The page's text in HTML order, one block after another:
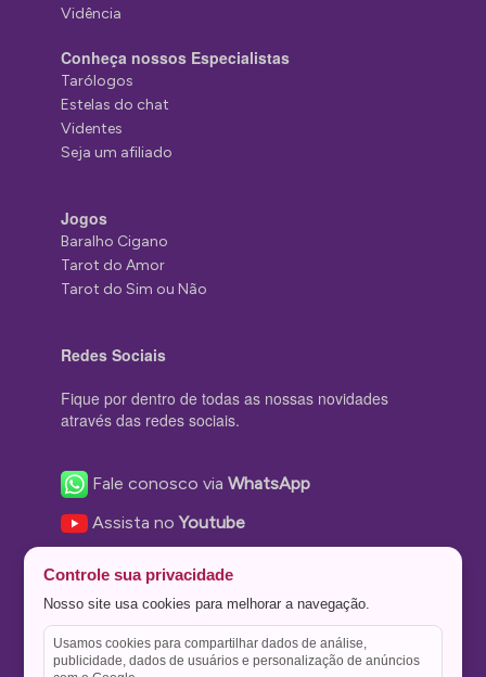
Vidência
Conheça nossos Especialistas
Tarólogos
Estelas do chat
Videntes
Seja um afiliado
Jogos
Baralho Cigano
Tarot do Amor
Tarot do Sim ou Não
Redes Sociais
Fique por dentro de todas as nossas novidades
através das redes sociais.
Fale conosco viaWhatsApp
Assista noYoutube
Nos siga no Instagram
Nos siga noTwitter
Controle sua privacidade
Nosso site usa cookies para melhorar a navegação.
Usamos cookies para compartilhar dados de análise,
publicidade, dados de usuários e personalização de anúncios